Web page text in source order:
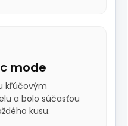
mode
kľúčovým
a bolo súčasťou
kusu.